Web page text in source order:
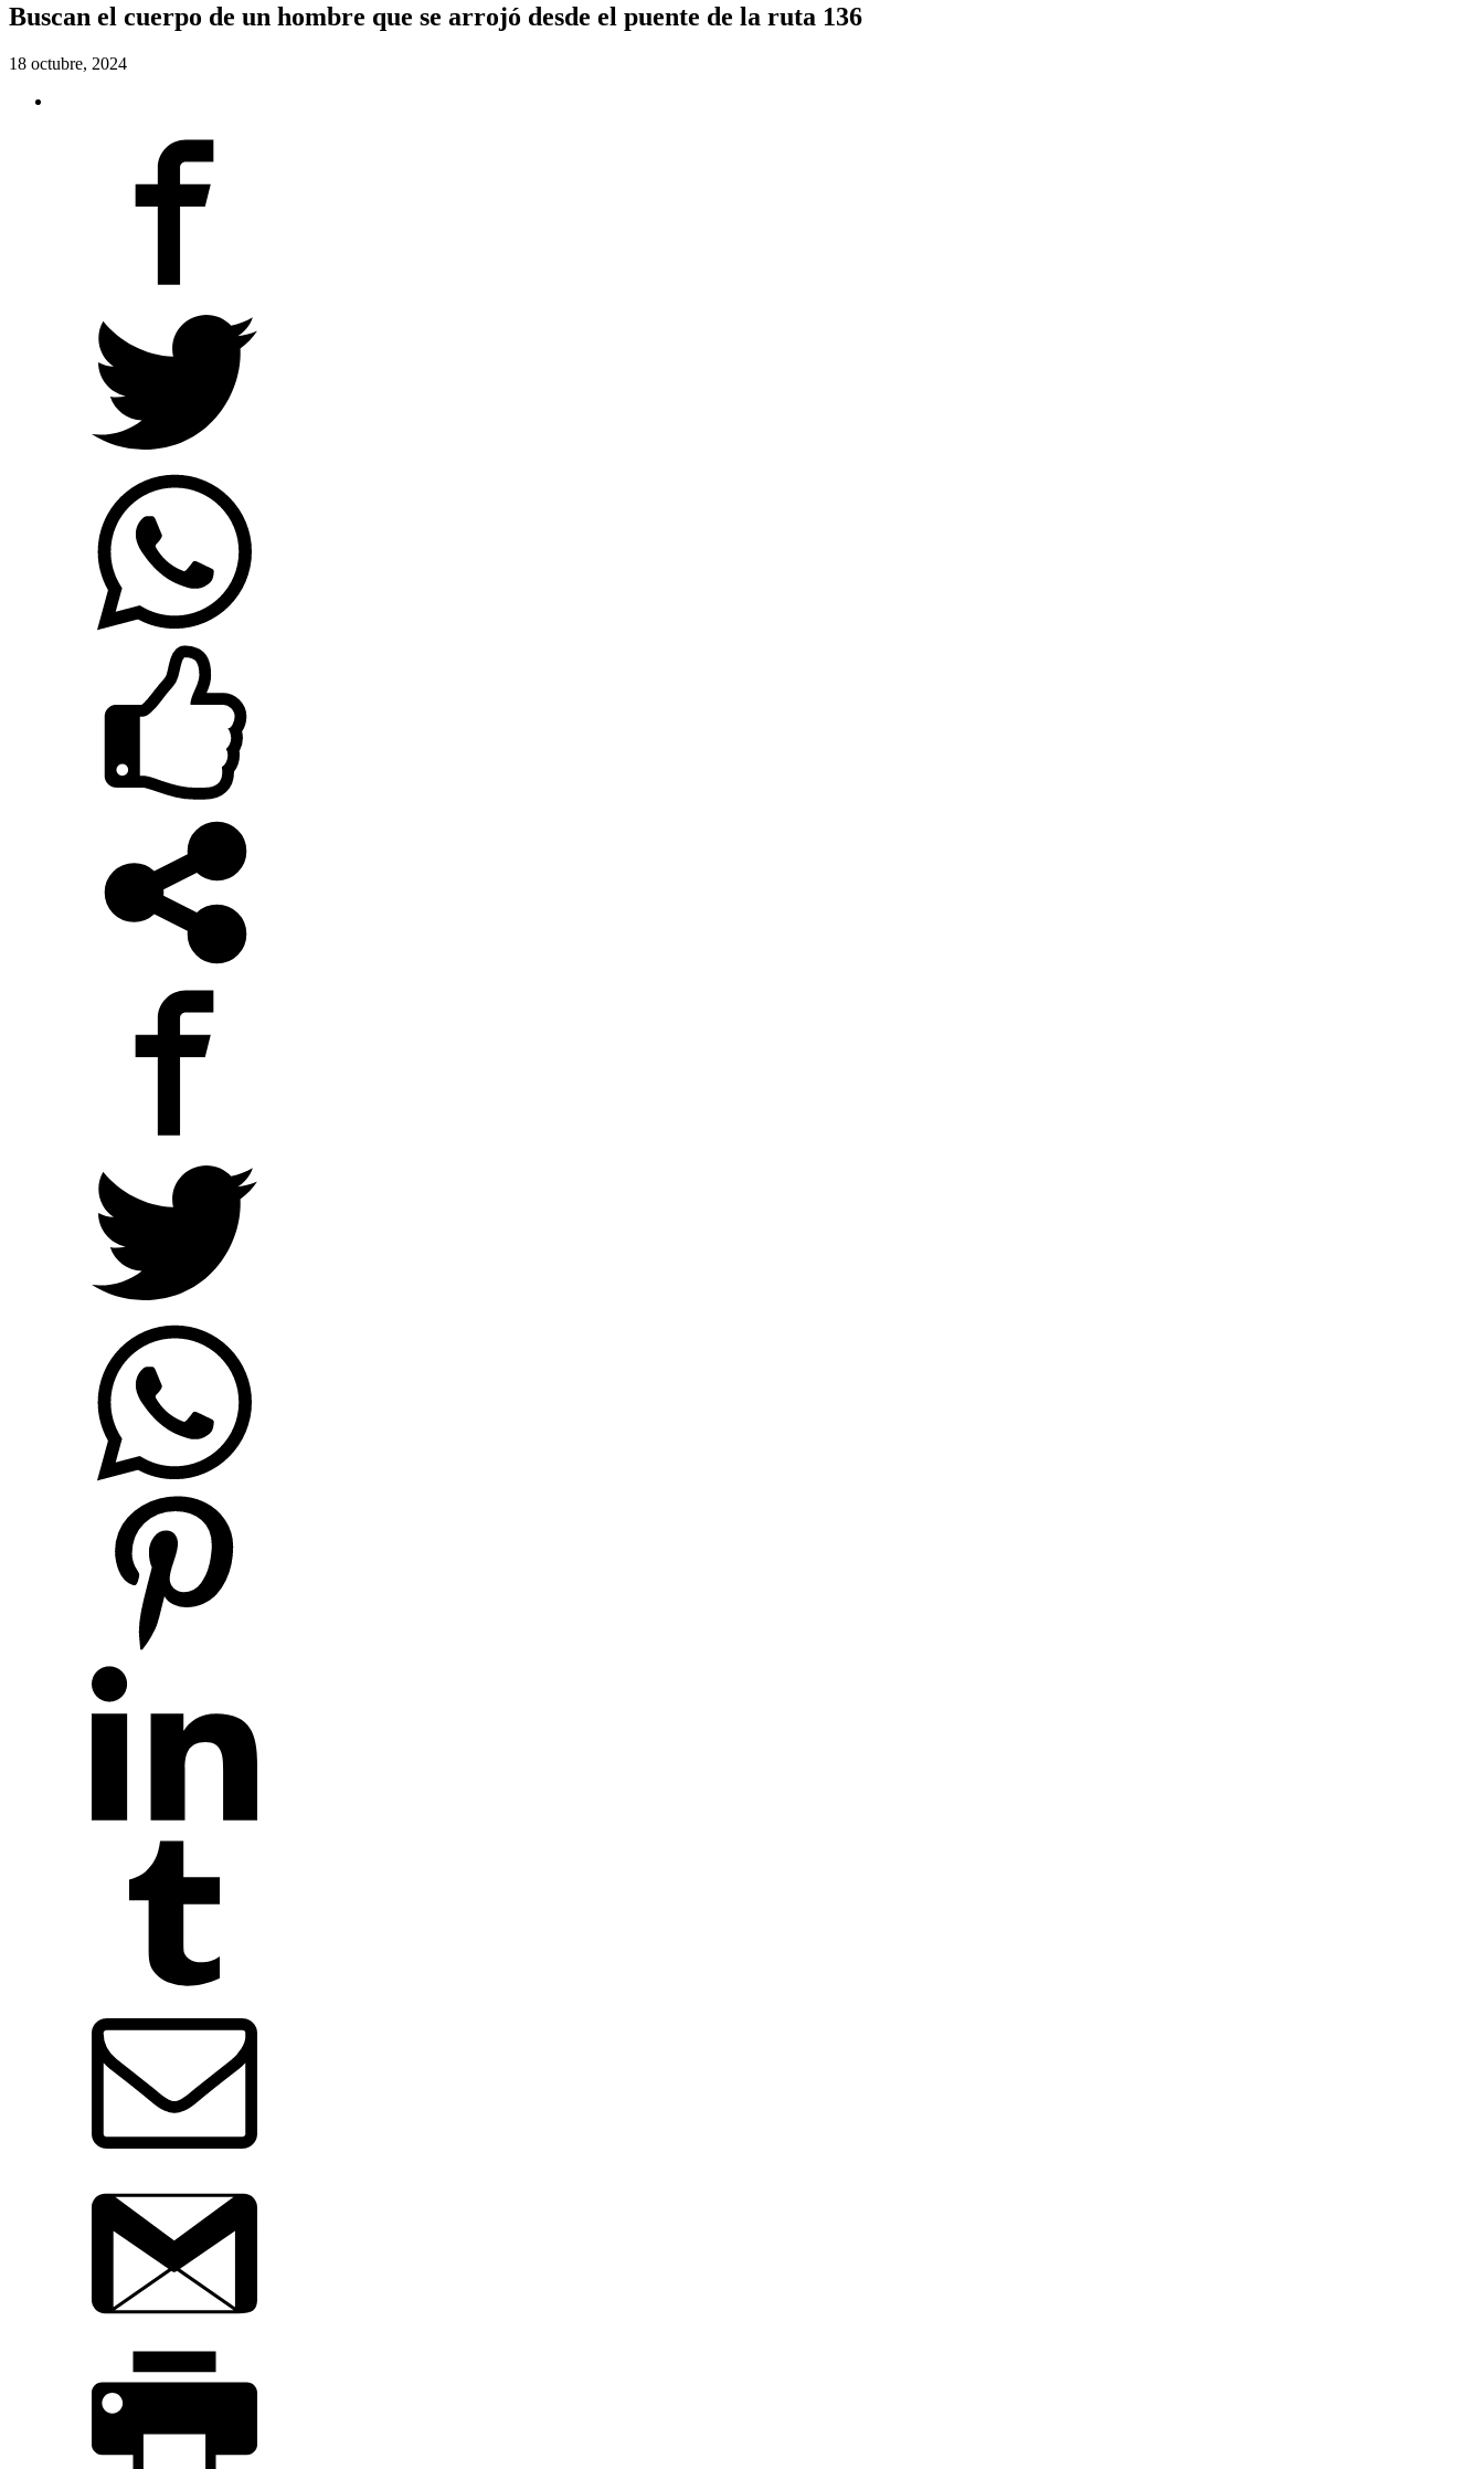
Buscan el cuerpo de un hombre que se arrojó desde el puente de la ruta 136
18 octubre, 2024